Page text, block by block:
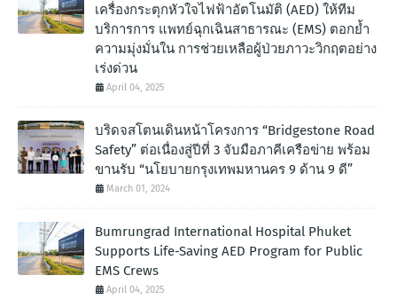
เครื่องกระตุกหัวใจไฟฟ้าอัตโนมัติ (AED) ให้ทีม
บริการการ แพทย์ฉุกเฉินสาธารณะ (EMS) ตอกย้ำ
ความมุ่งมั่นใน การช่วยเหลือผู้ป่วยภาวะวิกฤตอย่าง
เร่งด่วน
April 04, 2025
บริดจสโตนเดินหน้าโครงการ “Bridgestone Road
Safety” ต่อเนื่องสู่ปีที่ 3 จับมือภาคีเครือข่าย พร้อม
ขานรับ “นโยบายกรุงเทพมหานคร 9 ด้าน 9 ดี”
March 01, 2024
Bumrungrad International Hospital Phuket
Supports Life-Saving AED Program for Public
EMS Crews
April 04, 2025